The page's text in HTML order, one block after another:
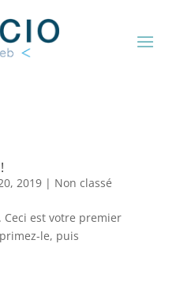
2019| Non classé
Ceci est votre premier
le, puis